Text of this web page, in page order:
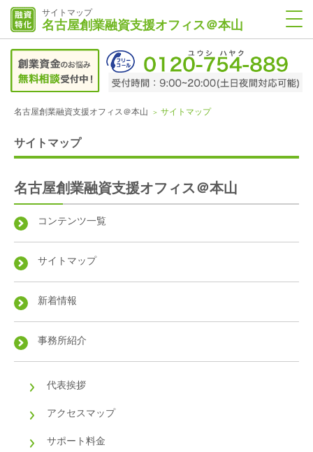
サイトマップ
名古屋創業融資支援オフィス＠本山
名古屋創業融資支援オフィス＠本山 サイトマップ
サイトマップ
名古屋創業融資支援オフィス＠本山
コンテンツ一覧
サイトマップ
新着情報
事務所紹介
代表挨拶
アクセスマップ
サポート料金